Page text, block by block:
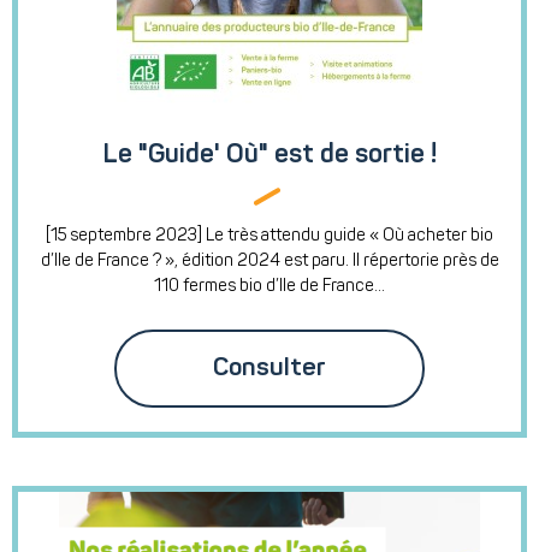
Le "Guide' Où" est de sortie !
[15 septembre 2023] Le très attendu guide « Où acheter bio
d’Ile de France ? », édition 2024 est paru. Il répertorie près de
110 fermes bio d’Ile de France...
Consulter